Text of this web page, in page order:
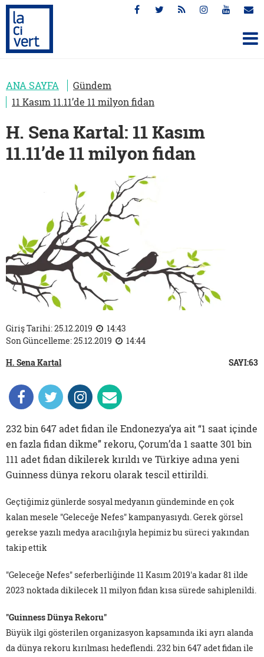
ANA SAYFA
Gündem
11 Kasım 11.11’de 11 milyon fidan
H. Sena Kartal: 11 Kasım
11.11’de 11 milyon fidan
Giriş Tarihi: 25.12.2019
14:43
Son Güncelleme: 25.12.2019
14:44
H. Sena Kartal
SAYI:63
232 bin 647 adet fidan ile Endonezya’ya ait “1 saat içinde
en fazla fidan dikme” rekoru, Çorum’da 1 saatte 301 bin
111 adet fidan dikilerek kırıldı ve Türkiye adına yeni
Guinness dünya rekoru olarak tescil ettirildi.
Geçtiğimiz günlerde sosyal medyanın gündeminde en çok
kalan mesele "Geleceğe Nefes" kampanyasıydı. Gerek görsel
gerekse yazılı medya aracılığıyla hepimiz bu süreci yakından
takip ettik
"Geleceğe Nefes" seferberliğinde 11 Kasım 2019'a kadar 81 ilde
2023 noktada dikilecek 11 milyon fidan kısa sürede sahiplenildi.
"Guinness Dünya Rekoru"
Büyük ilgi gösterilen organizasyon kapsamında iki ayrı alanda
da dünya rekoru kırılması hedeflendi. 232 bin 647 adet fidan ile